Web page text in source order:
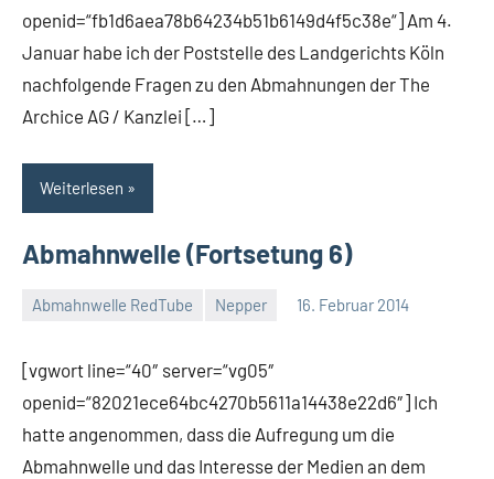
openid=“fb1d6aea78b64234b51b6149d4f5c38e“] Am 4.
Januar habe ich der Poststelle des Landgerichts Köln
nachfolgende Fragen zu den Abmahnungen der The
Archice AG / Kanzlei […]
Weiterlesen
Abmahnwelle (Fortsetung 6)
Abmahnwelle RedTube Nepper 16. Februar 2014
[vgwort line=“40″ server=“vg05″
openid=“82021ece64bc4270b5611a14438e22d6″] Ich
hatte angenommen, dass die Aufregung um die
Abmahnwelle und das Interesse der Medien an dem